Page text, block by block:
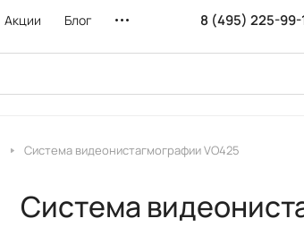
Акции Блог 8 (495) 225-99-
Система видеонистагмографии VO425
Система